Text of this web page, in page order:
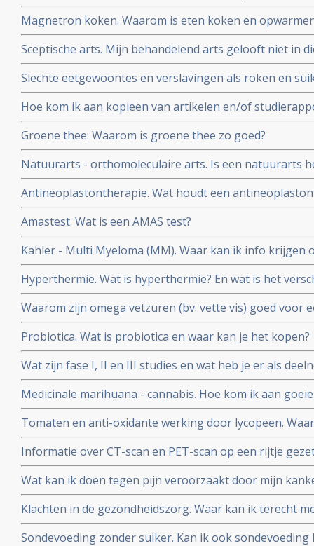
Magnetron koken. Waarom is eten koken en
Sceptische arts. Mijn behandelend arts gelooft niet in
overtuig ik hem?
Slechte eetgewoontes en verslavingen als roken en
zo moeilijk en hou zo van zoet!
Hoe kom ik aan kopieën van artikelen en/of
worden vermeld?
Groene thee: Waarom is groene thee zo goed?
Natuurarts - orthomoleculaire arts. Is een natuurarts
orthomoleculaire arts?
Antineoplastontherapie. Wat houdt een
gebruikt?
Amastest. Wat is een AMAS test?
Kahler - Multi Myeloma (MM). Waar kan ik info krijgen
Myeloma?
Hyperthermie. Wat is hyperthermie? En wat is het
vormen van hyperthermie?
Waarom zijn omega vetzuren (bv. vette vis) goed voor
kankerpatiënten?
Probiotica. Wat is probiotica en waar kan je het kopen?
Wat zijn fase I, II en III studies en wat heb je er als
Medicinale marihuana - cannabis. Hoe kom ik aan
het antwoord.
Tomaten en anti-oxidante werking door lycopeen.
beter dan ongekookt?
Informatie over CT-scan en PET-scan op een rijtje
nadelen van contrastvloeistof
Wat kan ik doen tegen pijn veroorzaakt door mijn
manieren van pijnbestrijding?
Klachten in de gezondheidszorg. Waar kan ik terecht
slechte behandeling in een ziekenhuis en/of door
Sondevoeding zonder suiker. Kan ik ook